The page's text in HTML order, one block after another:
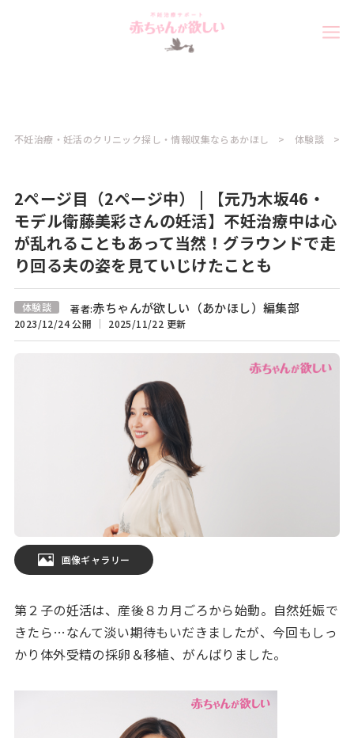
不妊治療・妊活のクリニック探し・情報収集ならあかほし 体験談
2ページ目（2ページ中） | 【元乃木坂46・
モデル衛藤美彩さんの妊活】不妊治療中は心
が乱れることもあって当然！グラウンドで走
り回る夫の姿を見ていじけたことも
体験談 著者:赤ちゃんが欲しい（あかほし）編集部
2023/12/24 公開 2025/11/22 更新
画像ギャラリー
第２子の妊活は、産後８カ月ごろから始動。自然妊娠で
きたら…なんて淡い期待もいだきましたが、今回もしっ
かり体外受精の採卵＆移植、がんばりました。